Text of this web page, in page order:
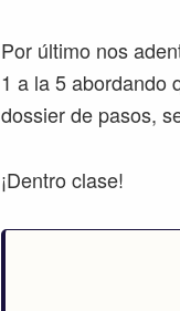
Por último nos
1 a la 5 abordando
dossier de pasos,
¡Dentro clase!